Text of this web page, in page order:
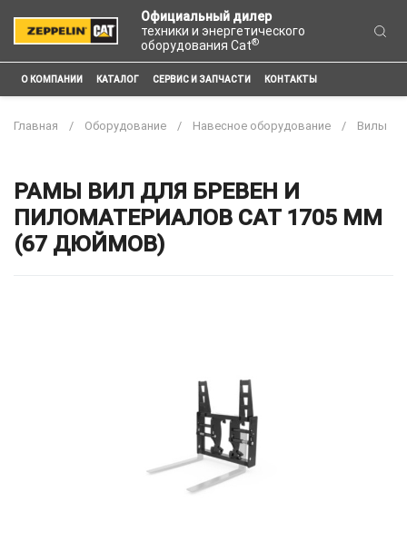
Официальный дилер
техники и энергетического
оборудования Cat®
О КОМПАНИИ КАТАЛОГ СЕРВИС И ЗАПЧАСТИ КОНТАКТЫ
Главная Оборудование Навесное оборудование Вилы
РАМЫ ВИЛ ДЛЯ БРЕВЕН И
ПИЛОМАТЕРИАЛОВ CAT 1705 ММ
(67 ДЮЙМОВ)